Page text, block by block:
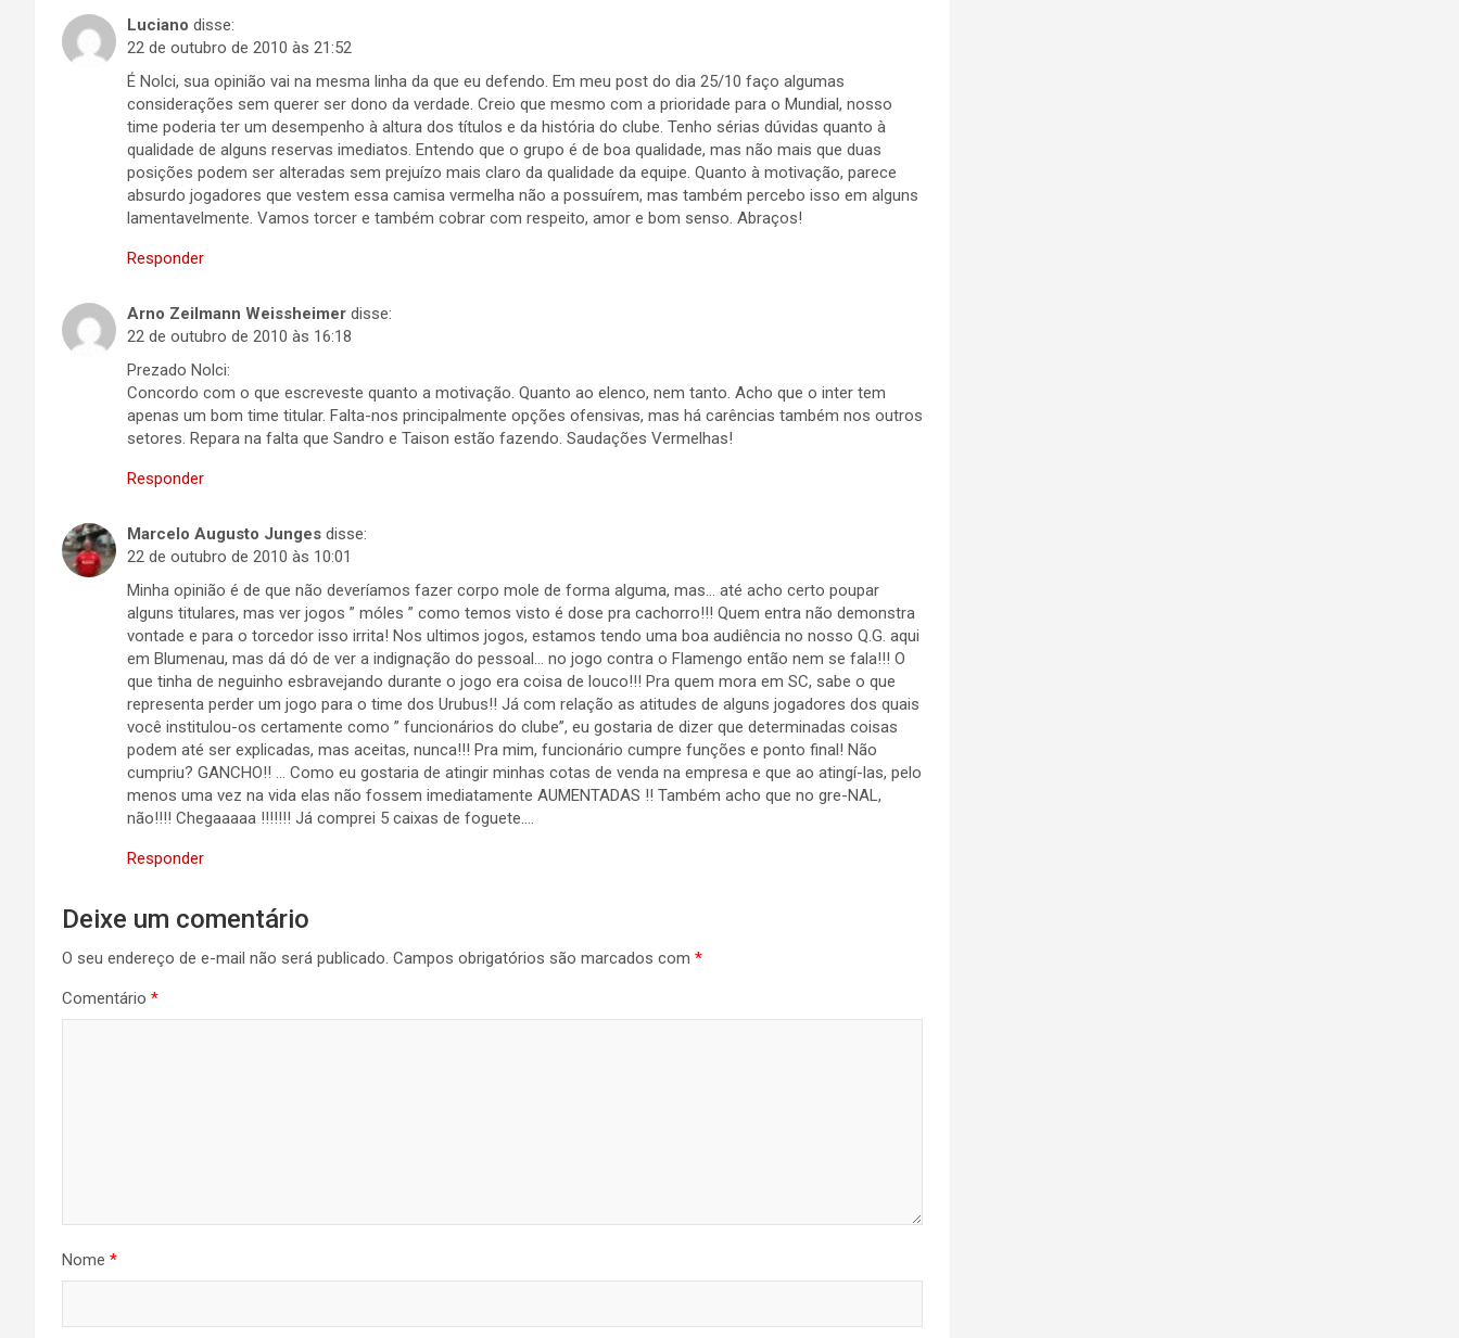
Luciano disse:
22 de outubro de 2010 às 21:52
É Nolci, sua opinião vai na mesma linha da que eu defendo. Em meu post do dia 25/10 faço algumas
considerações sem querer ser dono da verdade. Creio que mesmo com a prioridade para o Mundial, nosso
time poderia ter um desempenho à altura dos títulos e da história do clube. Tenho sérias dúvidas quanto à
qualidade de alguns reservas imediatos. Entendo que o grupo é de boa qualidade, mas não mais que duas
posições podem ser alteradas sem prejuízo mais claro da qualidade da equipe. Quanto à motivação, parece
absurdo jogadores que vestem essa camisa vermelha não a possuírem, mas também percebo isso em alguns
lamentavelmente. Vamos torcer e também cobrar com respeito, amor e bom senso. Abraços!
Responder
Arno Zeilmann Weissheimer disse:
22 de outubro de 2010 às 16:18
Prezado Nolci:
Concordo com o que escreveste quanto a motivação. Quanto ao elenco, nem tanto. Acho que o inter tem
apenas um bom time titular. Falta-nos principalmente opções ofensivas, mas há carências também nos outros
setores. Repara na falta que Sandro e Taison estão fazendo. Saudações Vermelhas!
Responder
Marcelo Augusto Junges disse:
22 de outubro de 2010 às 10:01
Minha opinião é de que não deveríamos fazer corpo mole de forma alguma, mas… até acho certo poupar
alguns titulares, mas ver jogos ” móles ” como temos visto é dose pra cachorro!!! Quem entra não demonstra
vontade e para o torcedor isso irrita! Nos ultimos jogos, estamos tendo uma boa audiência no nosso Q.G. aqui
em Blumenau, mas dá dó de ver a indignação do pessoal… no jogo contra o Flamengo então nem se fala!!! O
que tinha de neguinho esbravejando durante o jogo era coisa de louco!!! Pra quem mora em SC, sabe o que
representa perder um jogo para o time dos Urubus!! Já com relação as atitudes de alguns jogadores dos quais
você institulou-os certamente como ” funcionários do clube”, eu gostaria de dizer que determinadas coisas
podem até ser explicadas, mas aceitas, nunca!!! Pra mim, funcionário cumpre funções e ponto final! Não
cumpriu? GANCHO!! … Como eu gostaria de atingir minhas cotas de venda na empresa e que ao atingí-las, pelo
menos uma vez na vida elas não fossem imediatamente AUMENTADAS !! Também acho que no gre-NAL,
não!!!! Chegaaaaa !!!!!!! Já comprei 5 caixas de foguete….
Responder
Deixe um comentário
O seu endereço de e-mail não será publicado. Campos obrigatórios são marcados com *
Comentário *
Nome *